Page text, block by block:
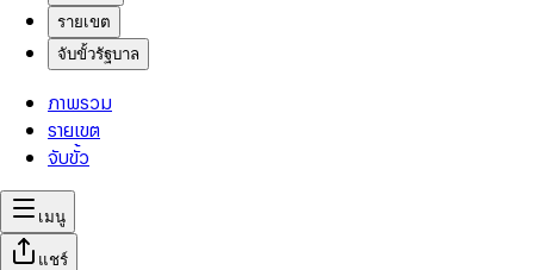
รายเขต
จับขั้วรัฐบาล
ภาพรวม
รายเขต
จับขั้ว
เมนู
แชร์